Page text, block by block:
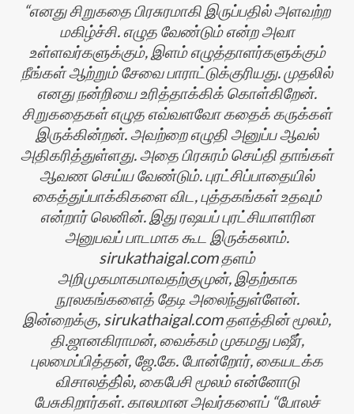
எனது சிறுகதை பிரசுரமாகி இருப்பதில் அளவற்ற
மகிழ்ச்சி. எழுத வேண்டும் என்ற அவா
உள்ளவர்களுக்கும், இளம் எழுத்தாளர்களுக்கும்
நீங்கள் ஆற்றும் சேவை பாராட்டுக்குரியது. முதலில்
எனது நன்றியை உரித்தாக்கிக் கொள்கிறேன்.
சிறுகதைகள் எழுத எவ்வளவோ கதைக் கருக்கள்
இருக்கின்றன். அவற்றை எழுதி அனுப்ப ஆவல்
அதிகரித்துள்ளது. அதை பிரசுரம் செய்தி தாங்கள்
ஆவண செய்ய வேண்டும். புரட்சிப்பாதையில்
கைத்துப்பாக்கிகளை விட, புத்தகங்கள் உதவும்
என்றார் லெனின். இது ரஷயப் புரட்சியாளரின
அனுபவப் பாடமாக கூட இருக்கலாம்.
sirukathaigal.com தளம்
அறிமுகமாகமாவதற்குமுன், இதற்காக
நூலகங்களைத் தேடி அலைந்துள்ளேன்.
இன்றைக்கு, sirukathaigal.com தளத்தின் மூலம்,
தி.ஜானகிராமன், வைக்கம் முகமது பஷீர்,
புலமைப்பித்தன், ஜே.கே. போன்றோர், கையடக்க
விசாலத்தி்ல், கைபேசி மூலம் என்னோடு
பேசுகிறார்கள். காலமான அவர்களைப் “போலச்